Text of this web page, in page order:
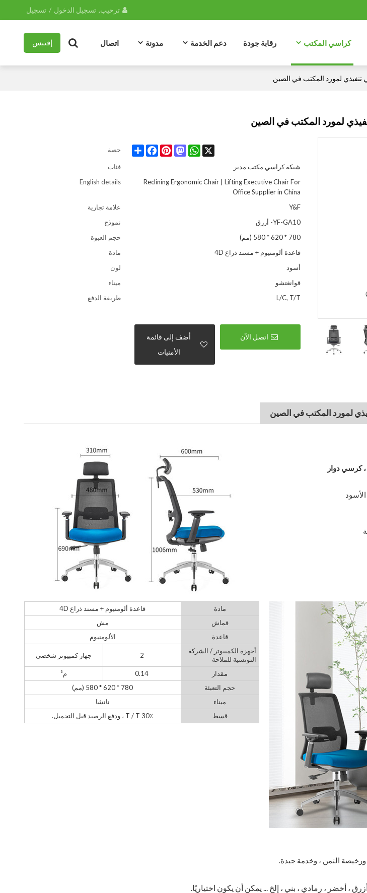
ترحيب, تسجيل الدخول / تسجيل
كراسي المكتب رقابة جودة دعم الخدمة مدونة اتصال إقتبس
لمورد المكتب في الصين
لمورد المكتب في الصين
حصة Share
FacebookPinterest
Mastodon
WhatsApp X
فئات
شبكة كراسي مكتب مدير
English details
Reclining Ergonomic Chair | Lifting Executive Chair For
Office Supplier in China
علامة تجارية
Y&F
نموذج
YF-GA10- أزرق
حجم العبوة
780 * 620 * 580 (مم)
مادة
قاعدة ألومنيوم + مسند ذراع 4D
لون
أسود
ميناء
قوانغتشو
طريقة الدفع
L/C, T/T
اتصل الآن
أضف إلى قائمة
الأمنيات
لمورد المكتب في الصين
كرسي دوار
مادة
قاعدة ألومنيوم + مسند ذراع 4D
قماش
مش
قاعدة
الألومنيوم
أجهزة الكمبيوتر / الشركة
التونسية للملاحة
2 جهاز كمبيوتر شخصى
مقدار 0.14
م³
حجم التعبئة
780 * 620 * 580 (مم)
ميناء
نانشا
قسط
30٪ T / T ، ودفع الرصيد قبل التحميل.
ورخيصة الثمن ، وخدمة جيدة.
، أخضر ، رمادي ، بني ، إلخ ... يمكن أن يكون اختياريًا.